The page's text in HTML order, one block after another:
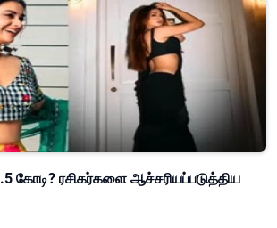
கோடி? ரசிகர்களை ஆச்சரியப்படுத்திய